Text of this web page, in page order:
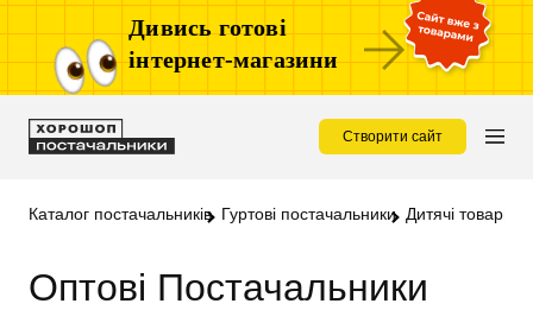
Дивись готові
інтернет-магазини
Створити сайт
Каталог постачальників Гуртові постачальники Дитячі товари
Оптові Постачальники